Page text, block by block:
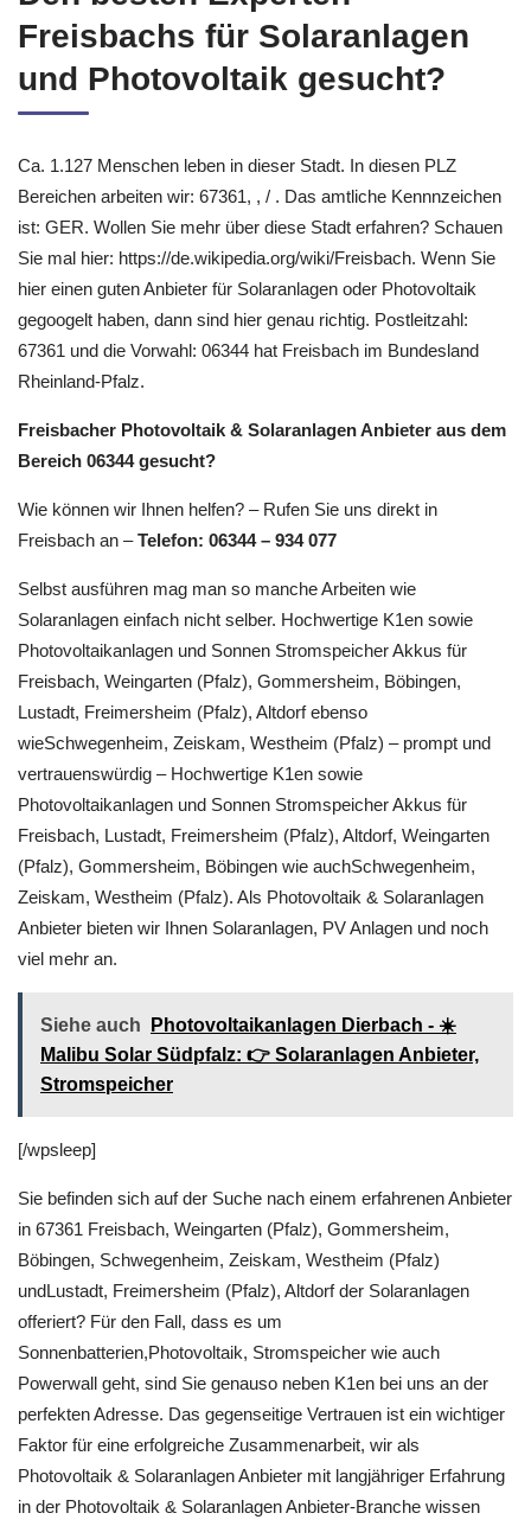
Freisbachs für Solaranlagen
und Photovoltaik gesucht?
Ca. 1.127 Menschen leben in dieser Stadt. In diesen PLZ
Bereichen arbeiten wir: 67361, , / . Das amtliche Kennnzeichen
ist: GER. Wollen Sie mehr über diese Stadt erfahren? Schauen
Sie mal hier: https://de.wikipedia.org/wiki/Freisbach. Wenn Sie
hier einen guten Anbieter für Solaranlagen oder Photovoltaik
gegoogelt haben, dann sind hier genau richtig. Postleitzahl:
67361 und die Vorwahl: 06344 hat Freisbach im Bundesland
Rheinland-Pfalz.
Freisbacher Photovoltaik & Solaranlagen Anbieter aus dem
Bereich 06344 gesucht?
Wie können wir Ihnen helfen? – Rufen Sie uns direkt in
Freisbach an –Telefon: 06344 – 934 077
Selbst ausführen mag man so manche Arbeiten wie
Solaranlagen einfach nicht selber. Hochwertige K1en sowie
Photovoltaikanlagen und Sonnen Stromspeicher Akkus für
Freisbach, Weingarten (Pfalz), Gommersheim, Böbingen,
Lustadt, Freimersheim (Pfalz), Altdorf ebenso
wieSchwegenheim, Zeiskam, Westheim (Pfalz) – prompt und
vertrauenswürdig – Hochwertige K1en sowie
Photovoltaikanlagen und Sonnen Stromspeicher Akkus für
Freisbach, Lustadt, Freimersheim (Pfalz), Altdorf, Weingarten
(Pfalz), Gommersheim, Böbingen wie auchSchwegenheim,
Zeiskam, Westheim (Pfalz). Als Photovoltaik & Solaranlagen
Anbieter bieten wir Ihnen Solaranlagen, PV Anlagen und noch
viel mehr an.
Siehe auch
Photovoltaikanlagen Dierbach - ☀️
Malibu Solar Südpfalz: 👉 Solaranlagen Anbieter,
Stromspeicher
[/wpsleep]
Sie befinden sich auf der Suche nach einem erfahrenen Anbieter
in 67361 Freisbach, Weingarten (Pfalz), Gommersheim,
Böbingen, Schwegenheim, Zeiskam, Westheim (Pfalz)
undLustadt, Freimersheim (Pfalz), Altdorf der Solaranlagen
offeriert? Für den Fall, dass es um
Sonnenbatterien,Photovoltaik, Stromspeicher wie auch
Powerwall geht, sind Sie genauso neben K1en bei uns an der
perfekten Adresse. Das gegenseitige Vertrauen ist ein wichtiger
Faktor für eine erfolgreiche Zusammenarbeit, wir als
Photovoltaik & Solaranlagen Anbieter mit langjähriger Erfahrung
in der Photovoltaik & Solaranlagen Anbieter-Branche wissen